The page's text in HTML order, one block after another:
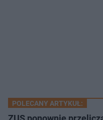
POLECANY ARTYKUŁ: